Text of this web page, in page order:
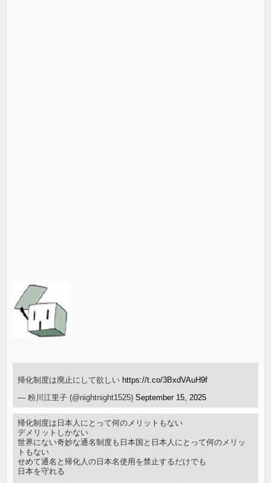
帰化制度は廃止にして欲しい https://t.co/3BxdVAuH9f
— 粉川江里子 (@nightnight1525)September 15, 2025
帰化制度は日本人にとって何のメリットもない
デメリットしかない
世界にない奇妙な通名制度も日本国と日本人にとって何のメリッ
トもない
せめて通名と帰化人の日本名使用を禁止するだけでも
日本を守れる